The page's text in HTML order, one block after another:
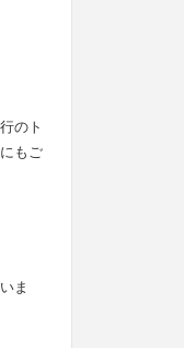
のト
もご
ま